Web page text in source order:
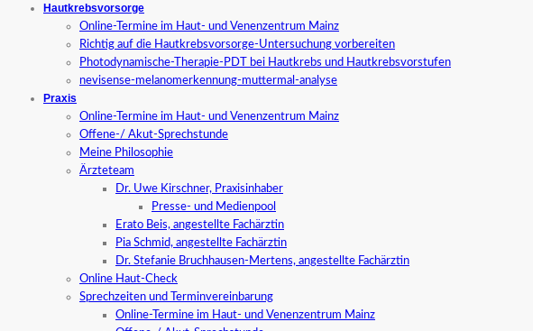
Hautkrebsvorsorge
Online-Termine im Haut- und Venenzentrum Mainz
Richtig auf die Hautkrebsvorsorge-Untersuchung vorbereiten
Photodynamische-Therapie-PDT bei Hautkrebs und Hautkrebsvorstufen
nevisense-melanomerkennung-muttermal-analyse
Praxis
Online-Termine im Haut- und Venenzentrum Mainz
Offene-/ Akut-Sprechstunde
Meine Philosophie
Ärzteteam
Dr. Uwe Kirschner, Praxisinhaber
Presse- und Medienpool
Erato Beis, angestellte Fachärztin
Pia Schmid, angestellte Fachärztin
Dr. Stefanie Bruchhausen-Mertens, angestellte Fachärztin
Online Haut-Check
Sprechzeiten und Terminvereinbarung
Online-Termine im Haut- und Venenzentrum Mainz